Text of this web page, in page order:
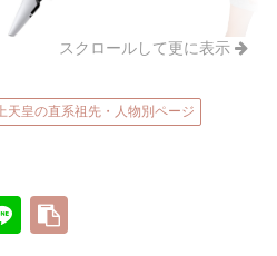
スクロールして更に表示
天皇の直系祖先・人物別ページ